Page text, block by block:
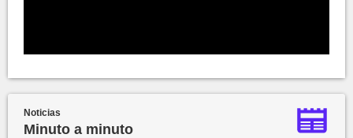
Noticias
Minuto a minuto